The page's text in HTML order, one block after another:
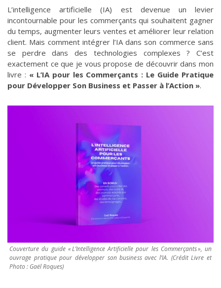
L’intelligence artificielle (IA) est devenue un levier
incontournable pour les commerçants qui souhaitent gagner
du temps, augmenter leurs ventes et améliorer leur relation
client. Mais comment intégrer l’IA dans son commerce sans
se perdre dans des technologies complexes ? C’est
exactement ce que je vous propose de découvrir dans mon
livre : « L’IA pour les Commerçants : Le Guide Pratique
pour Développer Son Business et Passer à l’Action ».
Couverture du guide « L’Intelligence Artificielle pour les Commerçants », un
ouvrage pratique pour développer son business avec l’IA. (Crédit Livre et
Photo : Gaël Roques)